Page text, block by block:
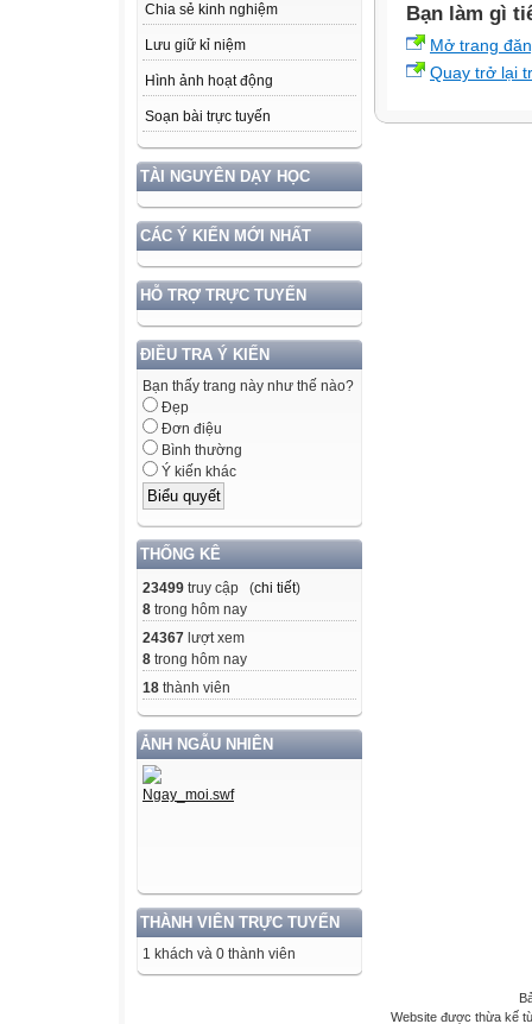
Chia sẻ kinh nghiệm
Lưu giữ kỉ niệm
Hình ảnh hoạt động
Soạn bài trực tuyến
TÀI NGUYÊN DẠY HỌC
CÁC Ý KIẾN MỚI NHẤT
HỖ TRỢ TRỰC TUYẾN
ĐIỀU TRA Ý KIẾN
Bạn thấy trang này như thế nào?
Đẹp
Đơn điệu
Bình thường
Ý kiến khác
THỐNG KÊ
23499 truy cập (chi tiết)
8 trong hôm nay
24367 lượt xem
8 trong hôm nay
18 thành viên
ẢNH NGẪU NHIÊN
THÀNH VIÊN TRỰC TUYẾN
1 khách và 0 thành viên
Bạn làm gì
Mở trang
Quay trở lại
Website được thừa kế